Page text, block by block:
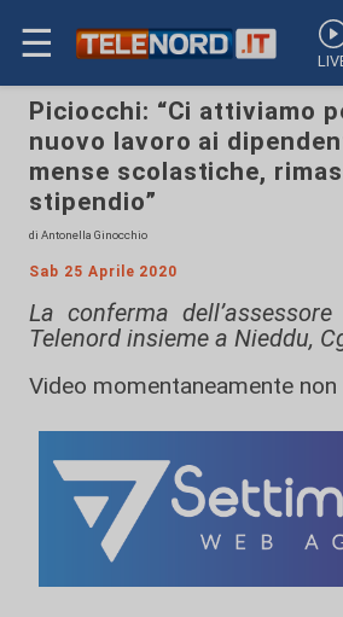
☰
Piciocchi: “Ci attiviamo
nuovo lavoro ai
mense scolastiche,
stipendio”
di Antonella Ginocchio
Sab 25 Aprile 2020
La conferma
Telenord insieme a Nieddu,
Video momentaneamente non